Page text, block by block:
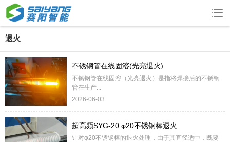
退火
不锈钢管在线固溶(光亮退火)
不锈钢管在线固溶（光亮退火）是指将焊接后的不锈钢
管在生产...
2026-06-03
超高频SYG-20 φ20不锈钢棒退火
针对φ20不锈钢棒的退火处理，由于其直径适中，既要